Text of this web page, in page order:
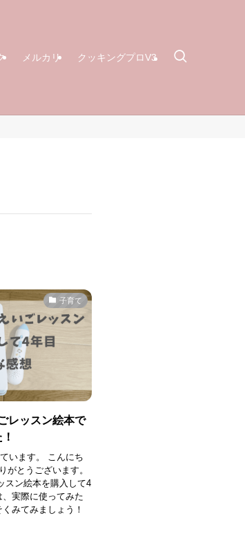
メルカリ クッキングプロV3
子育て
レッスン絵本で
います。 こんにち
がとうございます。
スン絵本を購入して4
実際に使ってみた
みてみましょう！